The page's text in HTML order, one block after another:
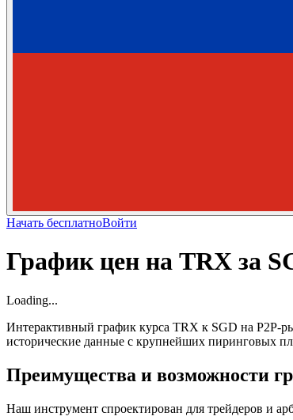
Начать бесплатноВойти
График цен на TRX за
Loading...
Интерактивный график курса TRX к SGD на P2P-
исторические данные с крупнейших пиринговых
Преимущества и возможности
Наш инструмент спроектирован для трейдеров и